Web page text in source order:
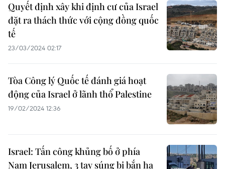
Quyết định xây khi định cư của Israel
đặt ra thách thức với cộng đồng quốc
tế
23/03/2024 02:17
Tòa Công lý Quốc tế đánh giá hoạt
động của Israel ở lãnh thổ Palestine
19/02/2024 12:36
Israel: Tấn công khủng bố ở phía
Nam Jerusalem, 3 tay súng bị bắn hạ